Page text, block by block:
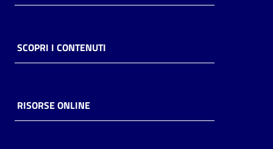
SCOPRI I CONTENUTI
RISORSE ONLINE